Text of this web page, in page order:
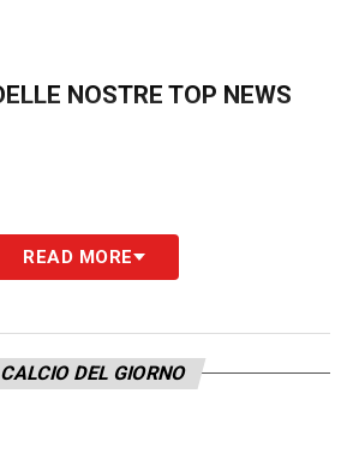
NOSTRE TOP NEWS
READ MORE
DEL GIORNO